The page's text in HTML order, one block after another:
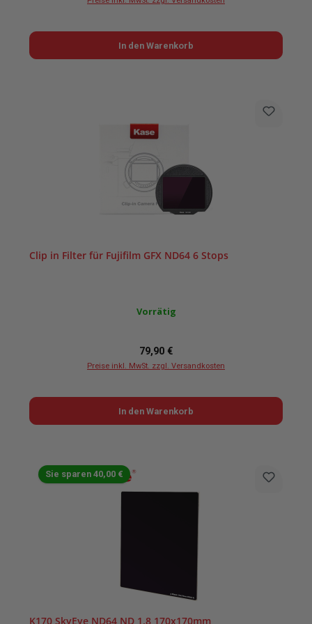
In den Warenkorb
Clip in Filter für Fujifilm GFX ND64 6 Stops
Vorrätig
Regulärer Preis:
79,90 €
Preise inkl. MwSt. zzgl. Versandkosten
In den Warenkorb
Sie sparen 40,00 €
K170 SkyEye ND64 ND 1.8 170x170mm